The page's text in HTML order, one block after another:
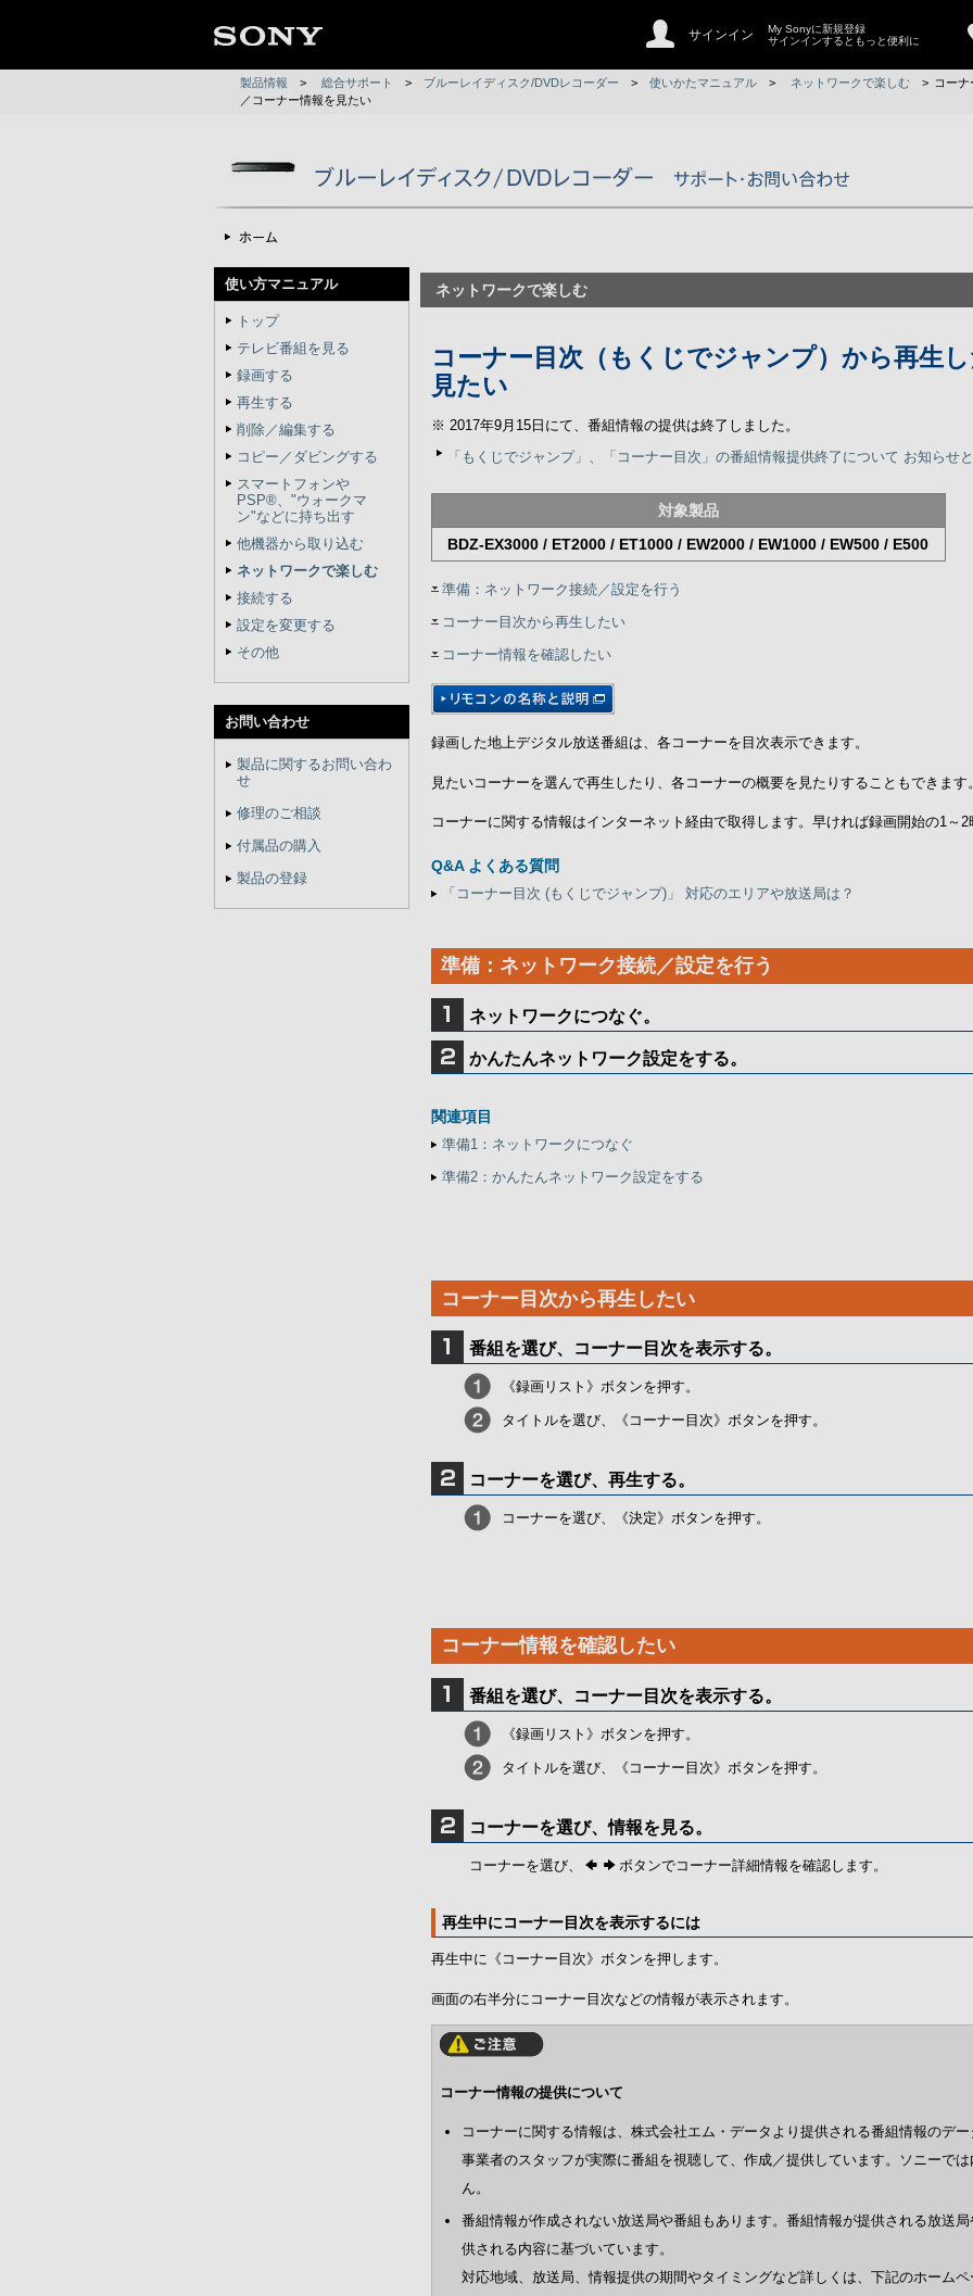
サインイン
My Sonyに新規登録
サインインするともっと便利に
製品情報 > 総合サポート > ブルーレイディスク/DVDレコーダー > 使いかたマニュアル > ネットワークで楽しむ >
コー
／コーナー情報を見たい
ネットワークで楽しむ
コーナー目次（もくじでジャンプ）から再生
見たい
※ 2017年9月15日にて、番組情報の提供は終了しました。
「もくじでジャンプ」、「コーナー目次」の番組情報提供終了について お知らせ
対象製品
BDZ-EX3000 / ET2000 / ET1000 / EW2000 / EW1000 / EW500 / E500
準備：ネットワーク接続／設定を行う
コーナー目次から再生したい
コーナー情報を確認したい
録画した地上デジタル放送番組は、各コーナーを目次表示できます。
見たいコーナーを選んで再生したり、各コーナーの概要を見たりすることもできます。
コーナーに関する情報はインターネット経由で取得します。早ければ録画開始の1～2
Q&A よくある質問
「コーナー目次 (もくじでジャンプ)」 対応のエリアや放送局は？
準備：ネットワーク接続／設定を行う
ネットワークにつなぐ。
かんたんネットワーク設定をする。
関連項目
準備1：ネットワークにつなぐ
準備2：かんたんネットワーク設定をする
コーナー目次から再生したい
番組を選び、コーナー目次を表示する。
《録画リスト》ボタンを押す。
タイトルを選び、《コーナー目次》ボタンを押す。
コーナーを選び、再生する。
コーナーを選び、《決定》ボタンを押す。
コーナー情報を確認したい
番組を選び、コーナー目次を表示する。
《録画リスト》ボタンを押す。
タイトルを選び、《コーナー目次》ボタンを押す。
コーナーを選び、情報を見る。
コーナーを選び、 ボタンでコーナー詳細情報を確認します。
再生中にコーナー目次を表示するには
再生中に《コーナー目次》ボタンを押します。
画面の右半分にコーナー目次などの情報が表示されます。
コーナー情報の提供について
コーナーに関する情報は、株式会社エム・データより提供される番組情報のデ
事業者のスタッフが実際に番組を視聴して、作成／提供しています。ソニーで
ん。
番組情報が作成されない放送局や番組もあります。番組情報が提供される放送
供される内容に基づいています。
対応地域、放送局、情報提供の期間やタイミングなど詳しくは、下記のホームペ
使い方マニュアル
トップ
テレビ番組を見る
録画する
再生する
削除／編集する
コピー／ダビングする
スマートフォンや
PSP®、"ウォークマ
ン"などに持ち出す
他機器から取り込む
ネットワークで楽しむ
接続する
設定を変更する
その他
お問い合わせ
製品に関するお問い合わ
せ
修理のご相談
付属品の購入
製品の登録